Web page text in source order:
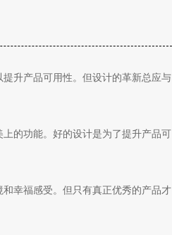
升产品可用性。但设计的革新总应与
的功能。好的设计是为了提升产品可
幸福感受。但只有真正优秀的产品才